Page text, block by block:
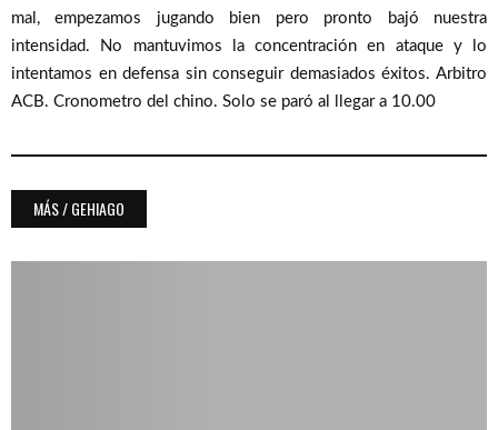
mal, empezamos jugando bien pero pronto bajó nuestra
intensidad. No mantuvimos la concentración en ataque y lo
intentamos en defensa sin conseguir demasiados éxitos. Arbitro
ACB. Cronometro del chino. Solo se paró al llegar a 10.00
MÁS / GEHIAGO